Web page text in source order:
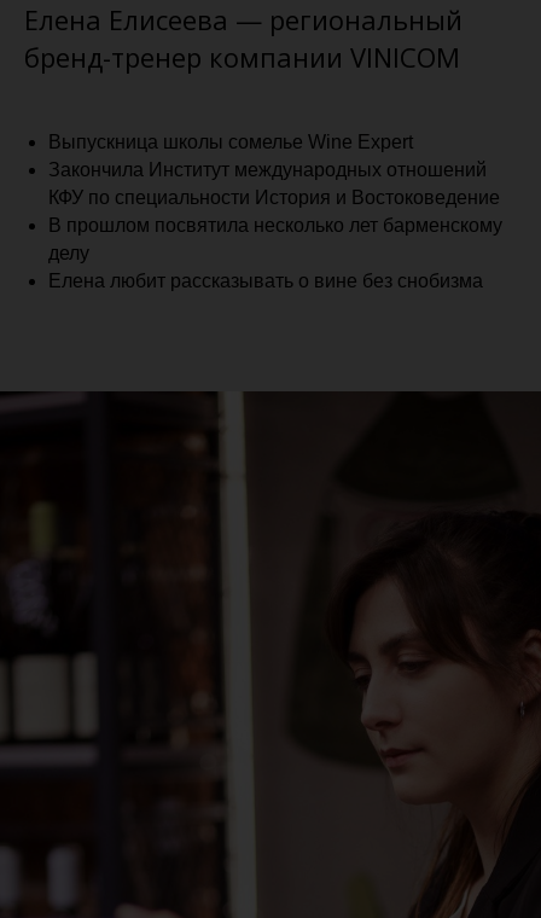
Елена Елисеева — региональный
бренд-тренер компании VINICOM
Выпускница школы сомелье Wine Expert
Закончила Институт международных отношений
КФУ по специальности История и Востоковедение
В прошлом посвятила несколько лет барменскому
делу
Елена любит рассказывать о вине без снобизма